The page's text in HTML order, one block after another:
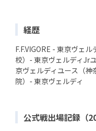
経歴
F.F.VIGORE - 東京ヴェ
校）- 東京ヴェルディJr
京ヴェルディユース（
院）- 東京ヴェルディ
公式戦出場記録（